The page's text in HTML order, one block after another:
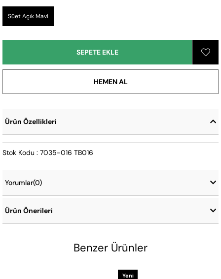
Süet Açık Mavi
Ürün Özellikleri
Stok Kodu : 7035-016 TB016
Yorumlar(0)
Ürün Önerileri
Benzer Ürünler
Yeni